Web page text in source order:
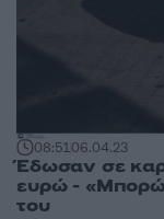
08:5106.04.23
Έδωσαν σε
ευρώ -
του